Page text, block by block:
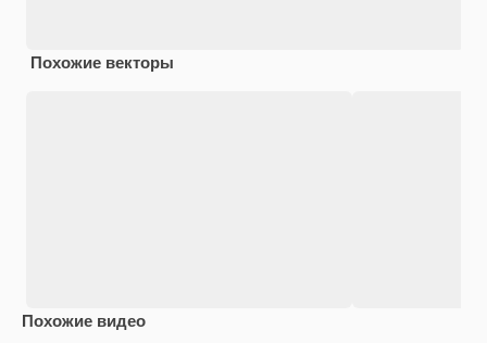
Похожие векторы
Похожие видео